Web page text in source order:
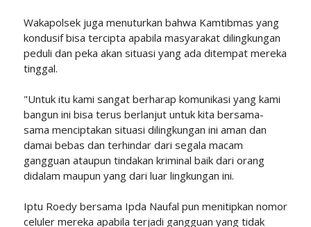
Wakapolsek juga menuturkan bahwa Kamtibmas yang
kondusif bisa tercipta apabila masyarakat dilingkungan
peduli dan peka akan situasi yang ada ditempat mereka
tinggal.
"Untuk itu kami sangat berharap komunikasi yang kami
bangun ini bisa terus berlanjut untuk kita bersama-
sama menciptakan situasi dilingkungan ini aman dan
damai bebas dan terhindar dari segala macam
gangguan ataupun tindakan kriminal baik dari orang
didalam maupun yang dari luar lingkungan ini.
Iptu Roedy bersama Ipda Naufal pun menitipkan nomor
celuler mereka apabila terjadi gangguan yang tidak